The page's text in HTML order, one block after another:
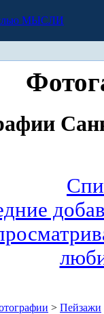
МЫСЛИ
> Пейзажи